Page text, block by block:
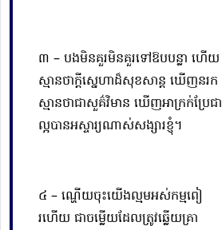
៣ – បងមិនគួរមិនគួរទៅឱបបន្លា ហើយ
ស្មានថាក្តីស្នេហាដ៏សុខសាន្ត ឃើញនរក
ស្មានថាជាសួគ៌វិមាន ឃើញអាក្រក់ប្រែជា
ល្អបានអស្ចារ្យណាស់សង្សារខ្ញុំ។
៤ – ណ្ហើយចុះយើងល្មមអស់កម្មពៀ
រហើយ ជាចម្លើយដែលត្រូវឆ្លើយគ្រា